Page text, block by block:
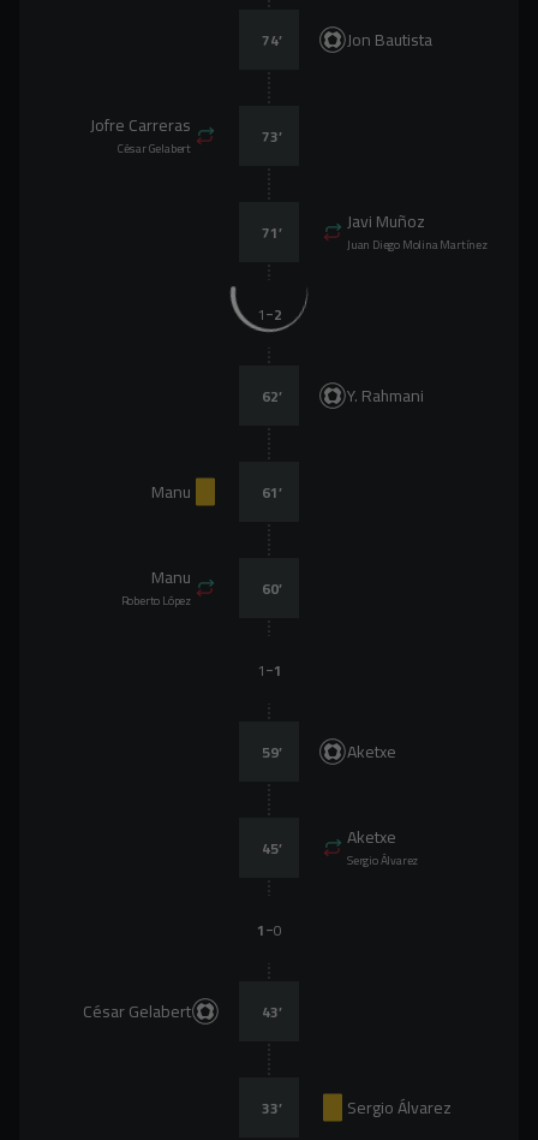
Jon Bautista
74’
Jofre Carreras
César Gelabert 73’
Javi Muñoz
Juan Diego Molina Martínez
71’
1-2
Y. Rahmani
62’
Manu 61’
Manu
Roberto López 60’
1-1
Aketxe
59’
Aketxe
Sergio Álvarez
45’
1-0
César Gelabert 43’
Sergio Álvarez
33’